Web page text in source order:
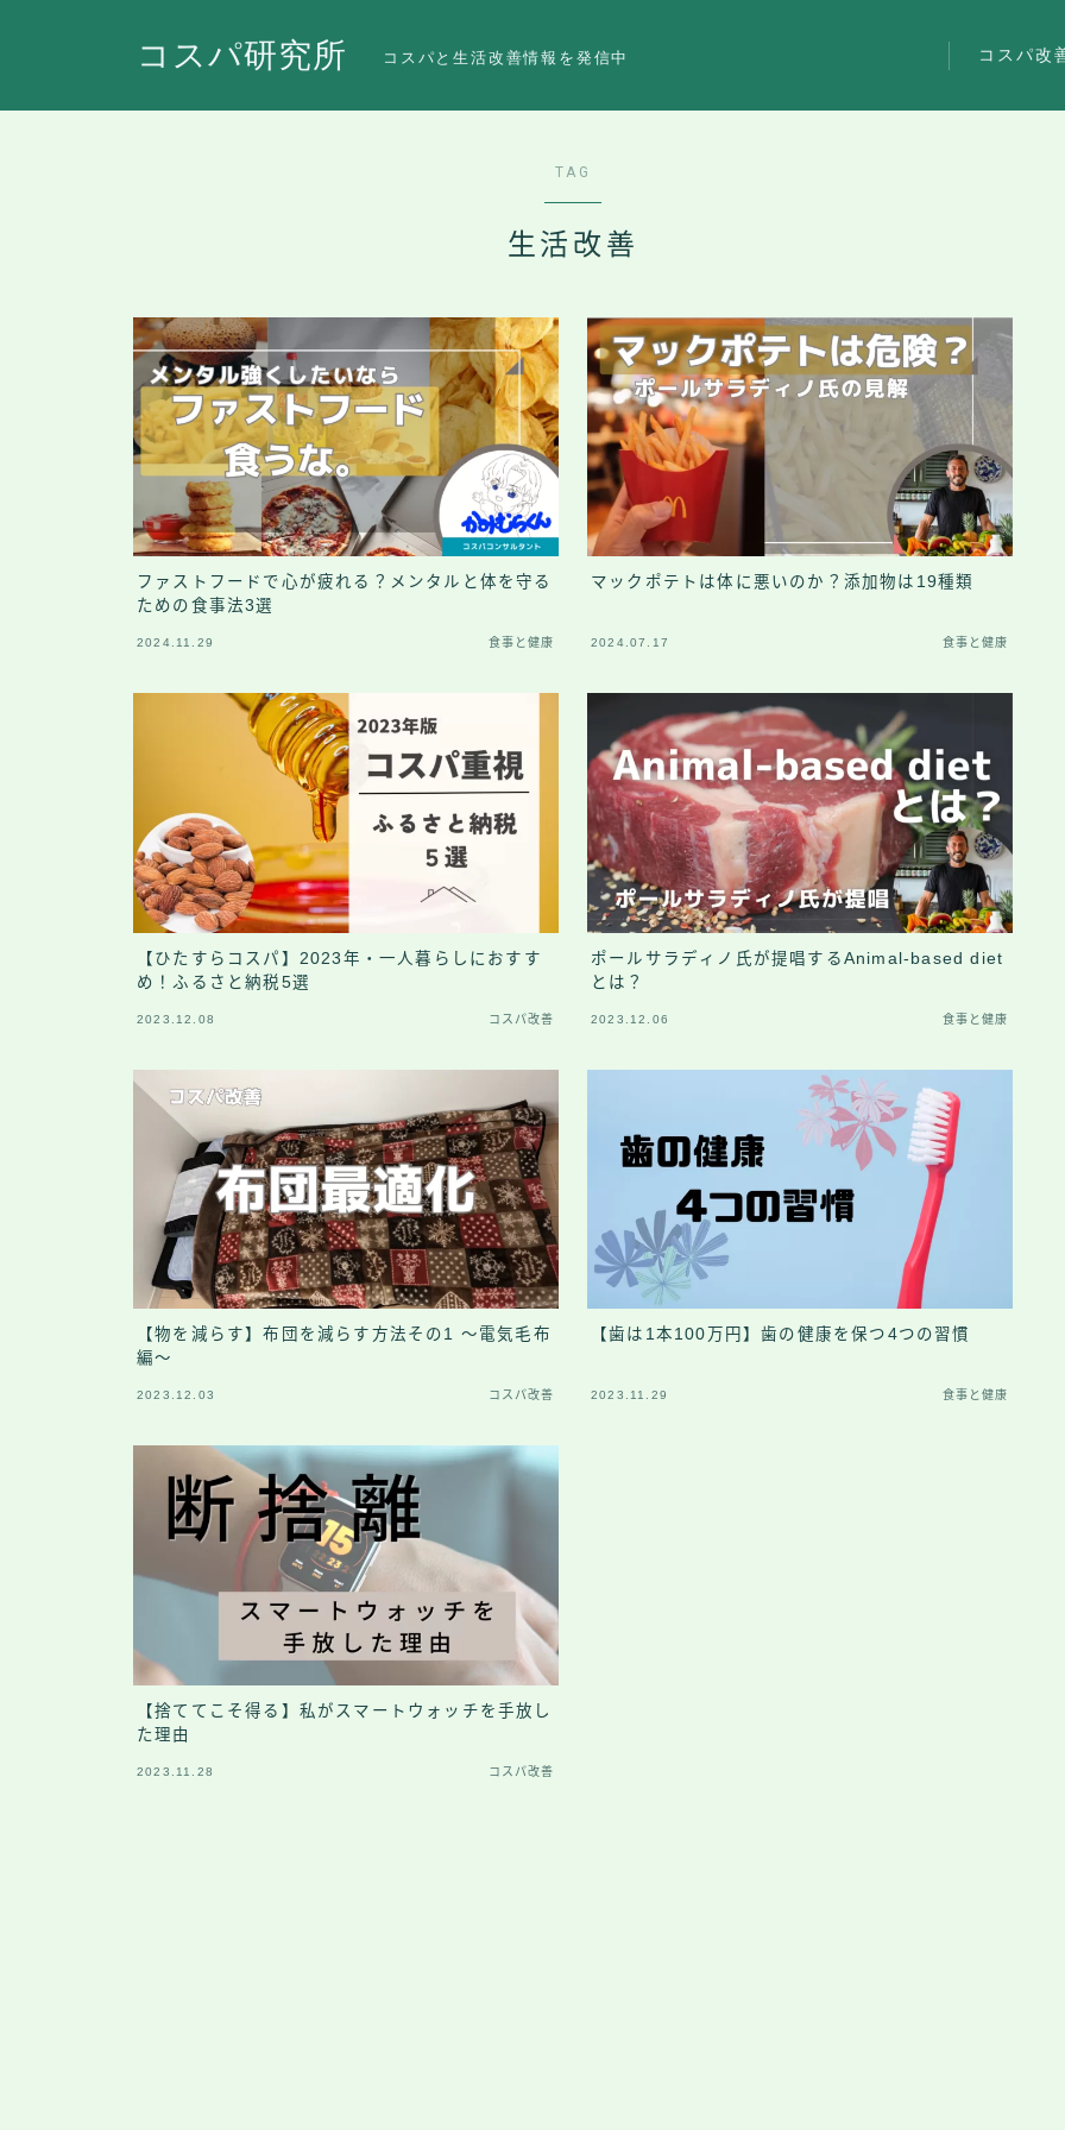
コスパ研究所 コスパと生活改善情報を発信中 コスパ改
TAG
生活改善
ファストフードで心が疲れる？メンタルと体を守る
ための食事法3選
2024.11.29 食事と健康
マックポテトは体に悪いのか？添加物は19種類
2024.07.17 食事と健康
【ひたすらコスパ】2023年・一人暮らしにおすす
め！ふるさと納税5選
2023.12.08 コスパ改善
ポールサラディノ氏が提唱するAnimal-based diet
とは？
2023.12.06 食事と健康
【物を減らす】布団を減らす方法その1 ～電気毛布
編～
2023.12.03 コスパ改善
【歯は1本100万円】歯の健康を保つ4つの習慣
2023.11.29 食事と健康
【捨ててこそ得る】私がスマートウォッチを手放し
た理由
2023.11.28 コスパ改善